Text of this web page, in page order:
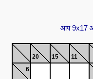
आप 9x17
20 15 11
6